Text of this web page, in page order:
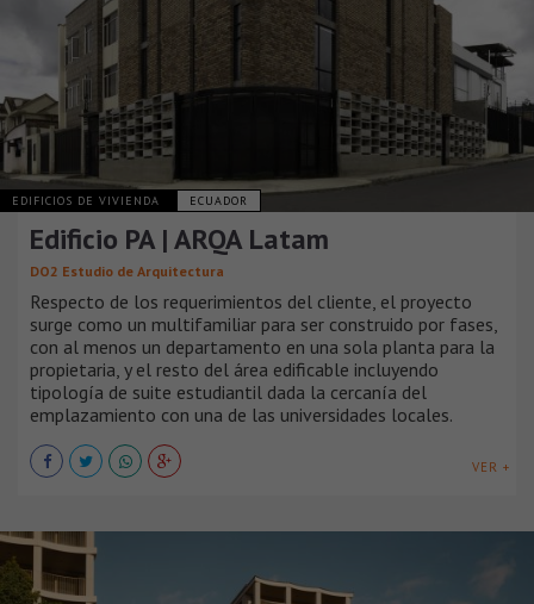
EDIFICIOS DE VIVIENDA ECUADOR
Edificio PA | ARQA Latam
DO2 Estudio de Arquitectura
Respecto de los requerimientos del cliente, el proyecto
surge como un multifamiliar para ser construido por fases,
con al menos un departamento en una sola planta para la
propietaria, y el resto del área edificable incluyendo
tipología de suite estudiantil dada la cercanía del
emplazamiento con una de las universidades locales.
VER +